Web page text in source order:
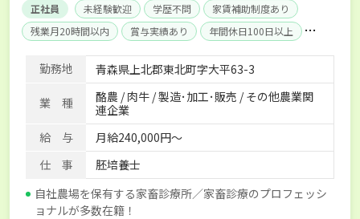
正社員 未経験歓迎 学歴不問
家賃補助制度あり
残業月20時間以内
賞与実績あり
年間休日100日以上
社会保険完備
勤務地 青森県上北郡東北町字大平63-3
業 種
酪農 / 肉牛 / 製造･加工･販売 / その他農業関
連企業
給 与
月給240,000円～
仕 事
胚培養士
自社農場を保有する家畜診療所／家畜診療のプロフェッシ
ョナルが多数在籍！